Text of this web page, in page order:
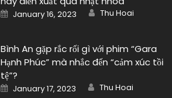
Posted
on
January 16, 2023 Author
Thu Hoai
Bình An gặp rắc rối gì với phim “Gara
Hạnh Phúc” mà nhắc đến “cảm xúc tồi
tệ”?
Posted
on
January 17, 2023 Author
Thu Hoai